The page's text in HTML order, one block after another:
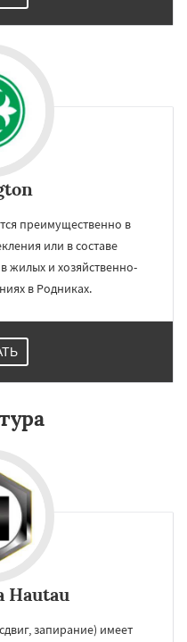
×
преимущественно в
или в составе
жилых и хозяйственно-
в Родниках.
Hautau
запирание) имеет
×
данных